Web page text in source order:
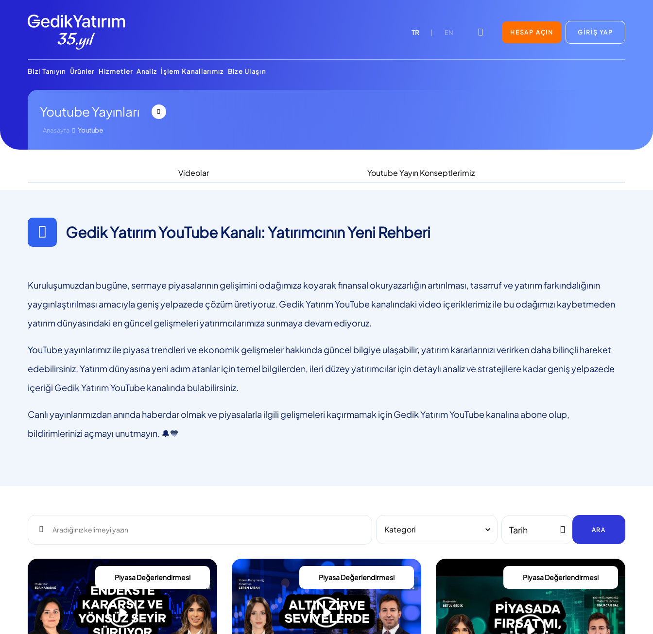
TR EN HESAP AÇIN GİRİŞ YAP
Bizi Tanıyın Ürünler Hizmetler Analiz İşlem Kanallarımız Bize Ulaşın
Youtube Yayınları
Anasayfa Youtube
Videolar Youtube Yayın Konseptlerimiz
Gedik Yatırım YouTube Kanalı: Yatırımcının Yeni Rehberi
Kuruluşumuzdan bugüne, sermaye piyasalarının gelişimini odağımıza koyarak finansal okuryazarlığın artırılması, tasarruf ve yatırım farkındalığının
yaygınlaştırılması amacıyla geniş yelpazede çözüm üretiyoruz. Gedik Yatırım YouTube kanalındaki video içeriklerimiz ile bu odağımızı kaybetmeden
yatırım dünyasındaki en güncel gelişmeleri yatırımcılarımıza sunmaya devam ediyoruz.
YouTube yayınlarımız ile piyasa trendleri ve ekonomik gelişmeler hakkında güncel bilgiye ulaşabilir, yatırım kararlarınızı verirken daha bilinçli hareket
edebilirsiniz. Yatırım dünyasına yeni adım atanlar için temel bilgilerden, ileri düzey yatırımcılar için detaylı analiz ve stratejilere kadar geniş yelpazede
içeriği Gedik Yatırım YouTube kanalında bulabilirsiniz.
Canlı yayınlarımızdan anında haberdar olmak ve piyasalarla ilgili gelişmeleri kaçırmamak için Gedik Yatırım YouTube kanalına abone olup,
bildirimlerinizi açmayı unutmayın. 🔔💙
ARA
Piyasa Değerlendirmesi Piyasa Değerlendirmesi Piyasa Değerlendirmesi